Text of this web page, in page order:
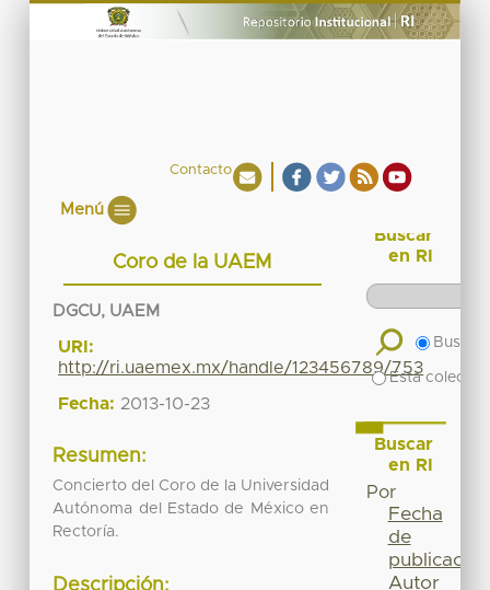
Contacto
Menú
Coro de la UAEM
DGCU, UAEM
URI:
http://ri.uaemex.mx/handle/123456789/753
Fecha: 2013-10-23
Resumen:
Concierto del Coro de la Universidad
Autónoma del Estado de México en
Rectoría.
Descripción:
Buscar
en RI
Buscar
Esta
Buscar
en RI
Por
Fecha
de
publicación
Autor